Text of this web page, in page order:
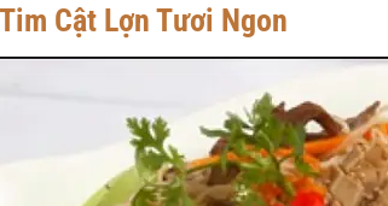
Cật Lợn Tươi Ngon